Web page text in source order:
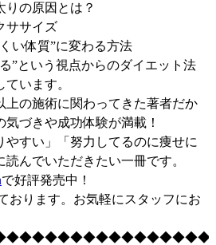
りの原因とは？
ササイズ
い体質”に変わる方法
”という視点からのダイエット法
います。
上の施術に関わってきた著者だか
気づきや成功体験が満載！
やすい」「努力してるのに痩せに
んでいただきたい一冊です。
で好評発売中！
おります。お気軽にスタッフにお